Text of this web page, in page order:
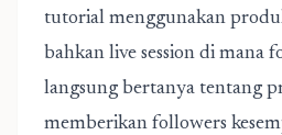
tutorial menggunakan
bahkan live session di mana
langsung bertanya tentang
memberikan followers